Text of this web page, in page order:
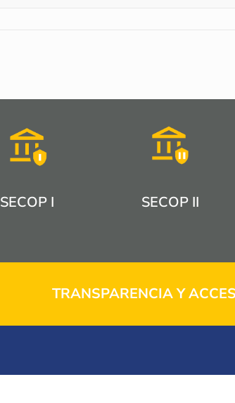
SECOP I SECOP II
TRANSPARENCIA Y